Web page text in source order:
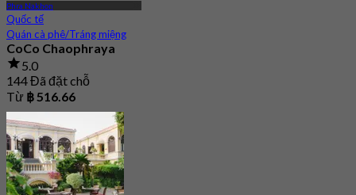
Phra Nakhon
Quốc tế
Quán cà phê/Tráng miệng
CoCo Chaophraya
5.0
144 Đã đặt chỗ
Từ ฿ 516.66